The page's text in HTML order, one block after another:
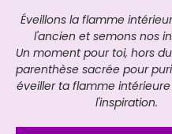
Éveillons la flamme
l'ancien et semons nos
Un moment pour toi, hors
parenthèse sacrée pour
éveiller ta flamme
l'inspiration.